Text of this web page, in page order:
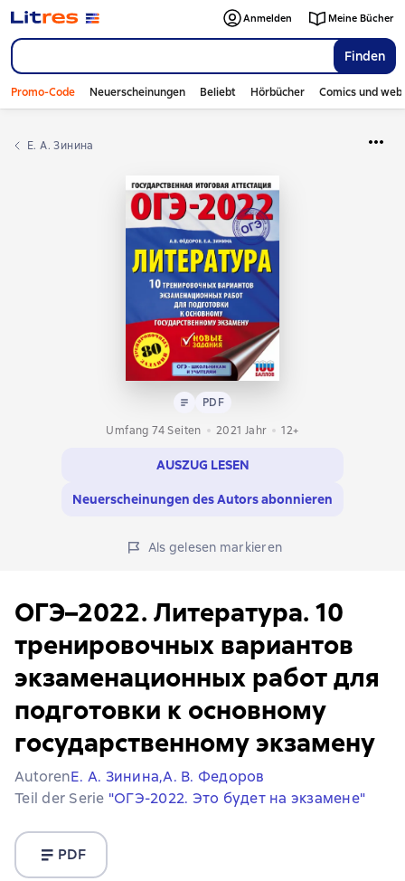
Finden
Anmelden Meine Bücher
Promo-Code Neuerscheinungen Beliebt Hörbücher Comics und
Е. А. Зинина
Text PDF
PDF
Umfang 74 Seiten
2021 Jahr 12+
AUSZUG LESEN
Neuerscheinungen des Autors abonnieren
Als gelesen markieren
ОГЭ–2022. Литература. 10
тренировочных вариантов
экзаменационных работ для
подготовки к основному
государственному экзамену
AutorenЕ. А. Зинина,А. В. Федоров
Teil der Serie "ОГЭ-2022. Это будет на экзамене"
PDF